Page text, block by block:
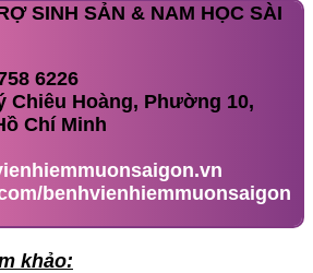
SINH SẢN & NAM HỌC SÀI
6226
Chiêu Hoàng, Phường 10,
Chí Minh
benhvienhiemmuonsaigon
khảo: